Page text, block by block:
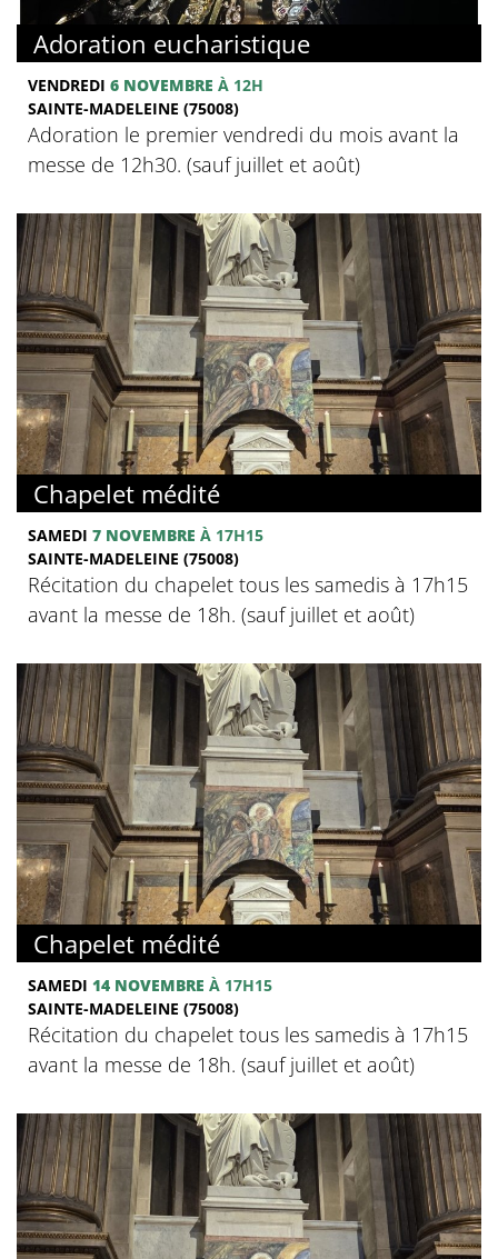
Adoration eucharistique
VENDREDI 6 NOVEMBRE À 12H
SAINTE-MADELEINE (75008)
Adoration le premier vendredi du mois avant la
messe de 12h30. (sauf juillet et août)
Chapelet médité
SAMEDI 7 NOVEMBRE À 17H15
SAINTE-MADELEINE (75008)
Récitation du chapelet tous les samedis à 17h15
avant la messe de 18h. (sauf juillet et août)
Chapelet médité
SAMEDI 14 NOVEMBRE À 17H15
SAINTE-MADELEINE (75008)
Récitation du chapelet tous les samedis à 17h15
avant la messe de 18h. (sauf juillet et août)